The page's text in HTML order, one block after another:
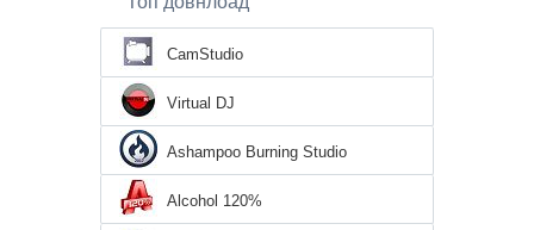
CamStudio
Virtual DJ
Ashampoo Burning Studio
Alcohol 120%